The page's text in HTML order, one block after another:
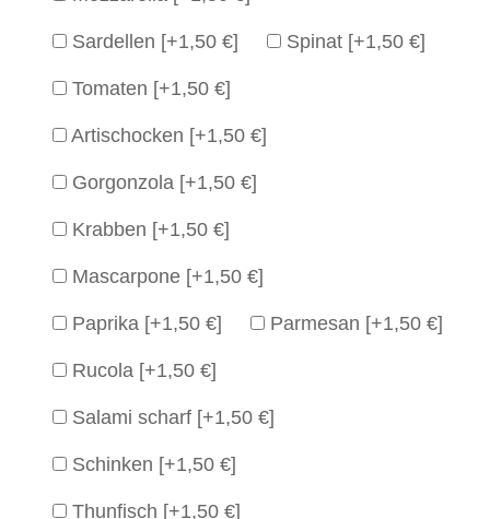
Sardellen [+1,50 €] Spinat [+1,50 €]
Tomaten [+1,50 €]
Artischocken [+1,50 €]
Gorgonzola [+1,50 €]
Krabben [+1,50 €]
Mascarpone [+1,50 €]
Paprika [+1,50 €] Parmesan [+1,50 €]
Rucola [+1,50 €]
Salami scharf [+1,50 €]
Schinken [+1,50 €]
Thunfisch [+1,50 €]